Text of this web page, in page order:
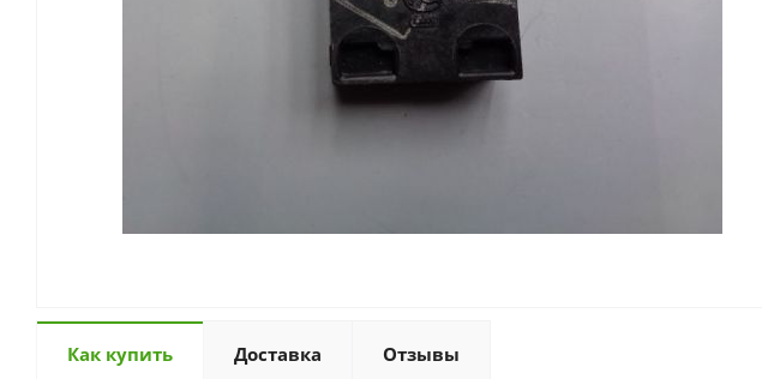
Как купить Доставка Отзывы